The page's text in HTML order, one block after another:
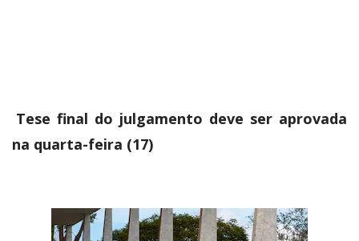
Tese final do julgamento deve ser aprovada
na quarta-feira (17)